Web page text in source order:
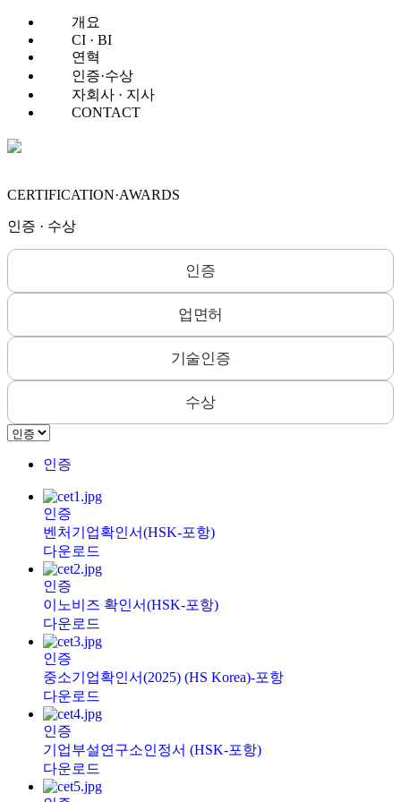
개요
CI · BI
연혁
인증·수상
자회사 · 지사
CONTACT
CERTIFICATION·AWARDS
인증 · 수상
인증
업면허
기술인증
수상
인증
인증
벤처기업확인서(HSK-포항)
다운로드
인증
이노비즈 확인서(HSK-포항)
다운로드
인증
중소기업확인서(2025) (HS Korea)-포항
다운로드
인증
기업부설연구소인정서 (HSK-포항)
다운로드